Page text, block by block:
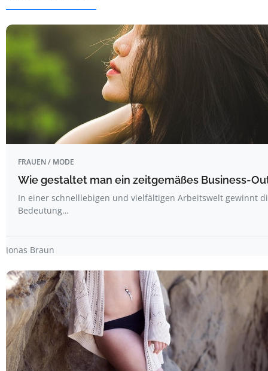
FRAUEN / MODE
Wie gestaltet man ein zeitgemäßes Business-
In einer schnelllebigen und vielfältigen Arbeitswelt gewinnt
Bedeutung…
Jonas Braun